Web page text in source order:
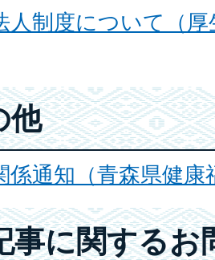
人制度について（
他
係通知（青森県健康
事に関するお